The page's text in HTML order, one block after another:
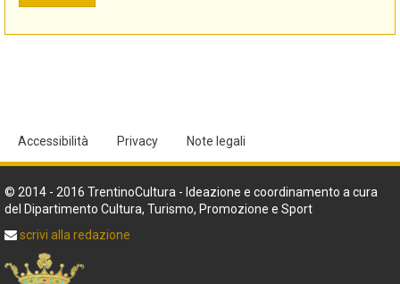
Accessibilità Privacy Note legali
© 2014 - 2016 TrentinoCultura - Ideazione e coordinamento a cura
del Dipartimento Cultura, Turismo, Promozione e Sport
scrivi alla redazione